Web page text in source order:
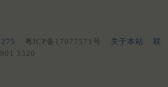
粤ICP备17077571号 关于本站
联
3320